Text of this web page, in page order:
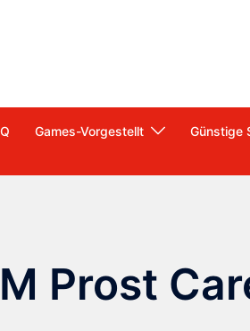
Games-Vorgestellt
Günstige
Prost